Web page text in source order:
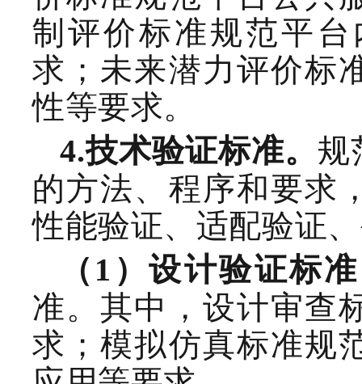
制评价标准规范平
求；未来潜力评价标
性等要求。
4.技术验证标准。 规
的方法、程序和要求
性能验证、适配验证
（ 1 ）设计验证标
准。其中，设计审查
求；模拟仿真标准规